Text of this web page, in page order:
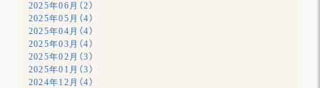
2025年06月（2）
2025年05月（4）
2025年04月（4）
2025年03月（4）
2025年02月（3）
2025年01月（3）
2024年12月（4）